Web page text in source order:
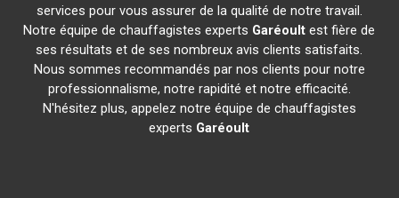
services pour vous assurer de la qualité de notre travail.
Notre équipe de chauffagistes experts Garéoult est fière de
ses résultats et de ses nombreux avis clients satisfaits.
Nous sommes recommandés par nos clients pour notre
professionnalisme, notre rapidité et notre efficacité.
N'hésitez plus, appelez notre équipe de chauffagistes
experts Garéoult